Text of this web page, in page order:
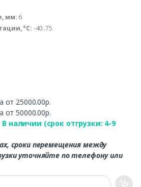
мм: 6
°C: -40..75
от 25000.00р.
от 50000.00р.
В наличии (срок отгрузки: 4-9
сроки перемещения между
уточняйте по телефону или